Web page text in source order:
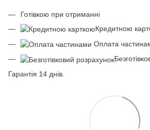
Готівкою при отриманні
Кредитною
Оплата
Гарантія 14 днів.